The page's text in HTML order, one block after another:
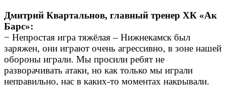
Дмитрий Квартальнов, главный тренер ХК «Ак
Барс»:
− Непростая игра тяжёлая – Нижнекамск был
заряжен, они играют очень агрессивно, в зоне нашей
обороны играли. Мы просили ребят не
разворачивать атаки, но как только мы играли
неправильно, нас в каких-то моментах накрывали.